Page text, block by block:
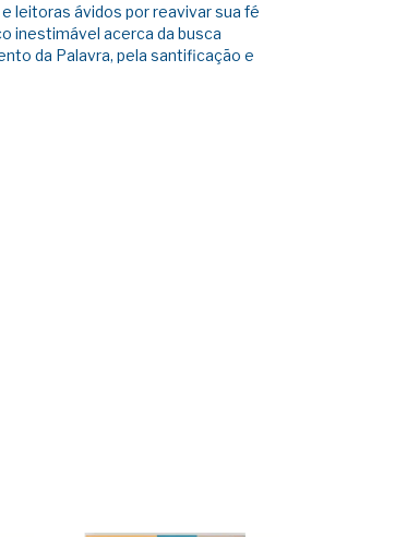
leitoras ávidos por reavivar sua fé
inestimável acerca da busca
da Palavra, pela santificação e